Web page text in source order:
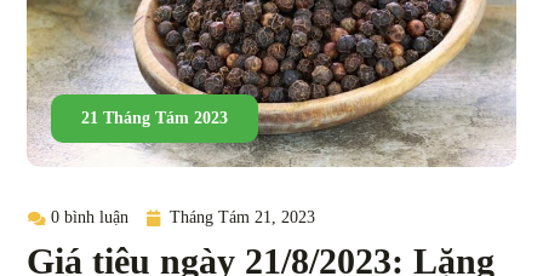
21 Tháng Tám 2023
0 bình luận Tháng Tám 21, 2023
Giá tiêu ngày 21/8/2023: Lặng